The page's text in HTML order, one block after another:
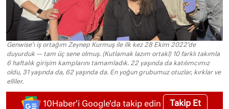
Genwise’ı iş ortağım Zeynep Kurmuş ile ilk kez 28 Ekim 2022’de
duyurduk — tam üç sene olmuş. (Kutlamak lazım ortak!) 10 farklı takımla
6 haftalık girişim kamplarını tamamladık. 22 yaşında da katılımcımız
oldu, 31 yaşında da, 62 yaşında da. En yoğun grubumuz otuzlar, kırklar ve
elliler.
10Haber'i Google'da takip edin Takip Et